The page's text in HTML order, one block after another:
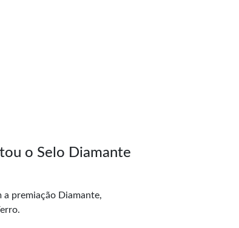
o Selo Diamante
a premiação Diamante,